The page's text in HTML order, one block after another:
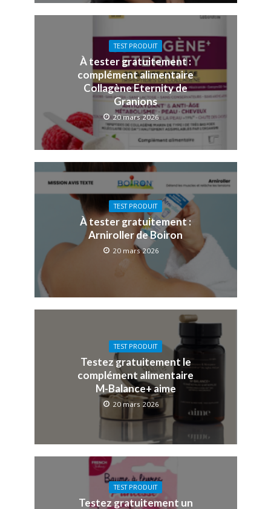
TEST PRODUIT
À tester gratuitement :
complément alimentaire
Collagène Eternity de
Granions
20 mars 2026
TEST PRODUIT
À tester gratuitement :
Arniroller de Boiron
20 mars 2026
TEST PRODUIT
Testez gratuitement le
complément alimentaire
M-Balance+ aime
20 mars 2026
TEST PRODUIT
Testez gratuitement un